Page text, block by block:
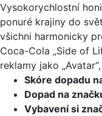
Vysokorychlostní
ponuré krajiny do
všichni harmonicky
Coca-Cola „Side of
reklamy jako
Skóre dopadu
Dopad na
Vybavení si